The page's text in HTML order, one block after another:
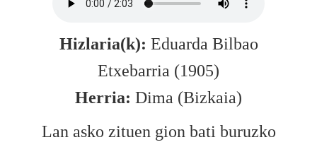
Hizlaria(k): Eduarda Bilbao
Etxebarria (1905)
Herria: Dima (Bizkaia)
Lan asko zituen gion bati buruzko